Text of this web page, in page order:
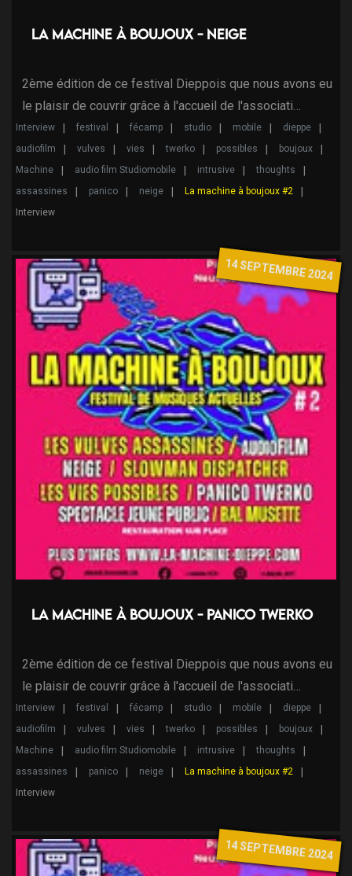
La machine à Boujoux - Neige
2ème édition de ce festival Dieppois que nous avons eu
le plaisir de couvrir grâce à l'accueil de l'associati…
Interview festival fécamp studio mobile
dieppe
audiofilm
vulves vies twerko possibles
boujoux
Machine
audio film Studiomobile intrusive
thoughts
assassines
panico neige
La machine à boujoux #2
Interview
14 SEPTEMBRE 2024
La machine à Boujoux - Panico Twerko
2ème édition de ce festival Dieppois que nous avons eu
le plaisir de couvrir grâce à l'accueil de l'associati…
Interview festival fécamp studio mobile
dieppe
audiofilm
vulves vies twerko possibles
boujoux
Machine
audio film Studiomobile intrusive
thoughts
assassines
panico neige
La machine à boujoux #2
Interview
14 SEPTEMBRE 2024